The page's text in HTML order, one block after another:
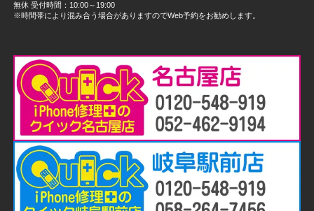
無休 受付時間：10:00～19:00
※時間帯により混み合う場合がありますのでWeb予約をお勧めします。